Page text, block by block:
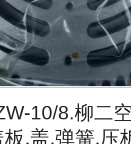
10/8.柳二
,盖,弹簧,压